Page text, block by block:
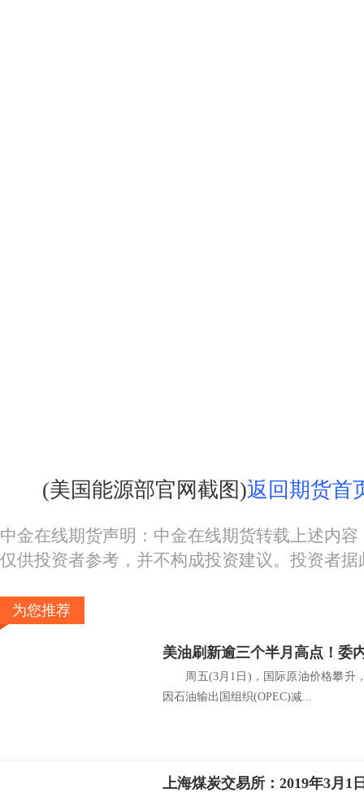
(美国能源部官网截图)返回期货首
中金在线期货声明：中金在线期货转载上述内
仅供投资者参考，并不构成投资建议。投资者
为您推荐
周五(3月1日)，国际原油价格攀升
因石油输出国组织(OPEC)减...
上海煤炭交易所：2019年3月1